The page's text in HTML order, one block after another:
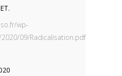
wp-
09/Radicalisation.pdf